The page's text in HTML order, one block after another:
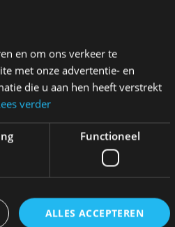
Mug 300 ml
en om ons verkeer te
met onze advertentie- en
die u aan hen heeft verstrekt
verder
Functioneel
ALLES ACCEPTEREN